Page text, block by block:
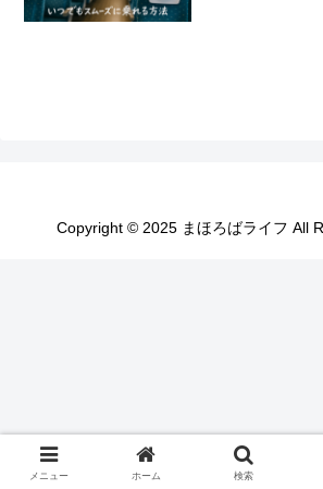
Copyright © 2025 まほろばライフ All
メニュー ホーム 検索